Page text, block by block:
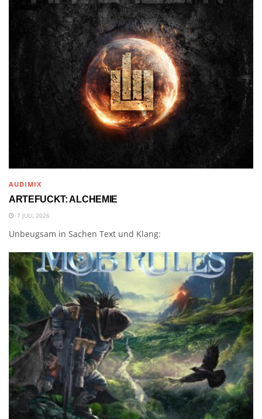
AUDIMIX
ARTEFUCKT: ALCHEMIE
7 JULI, 2026
Unbeugsam in Sachen Text und Klang: